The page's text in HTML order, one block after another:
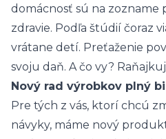
domácnosť sú na zozname
zdravie. Podľa štúdií čoraz
vrátane detí. Preťaženie
svoju daň. A čo vy?
Nový rad výrobkov plný
Pre tých z vás, ktorí chcú
návyky, máme nový